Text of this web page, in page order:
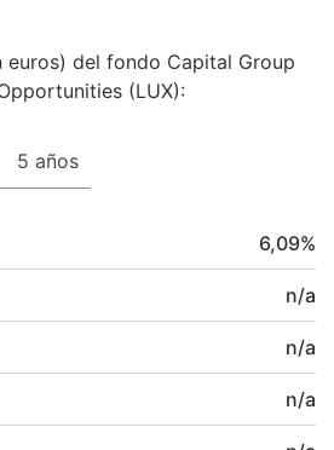
euros) del fondo Capital Group
(LUX):
5 años
6,09%
n/a
n/a
n/a